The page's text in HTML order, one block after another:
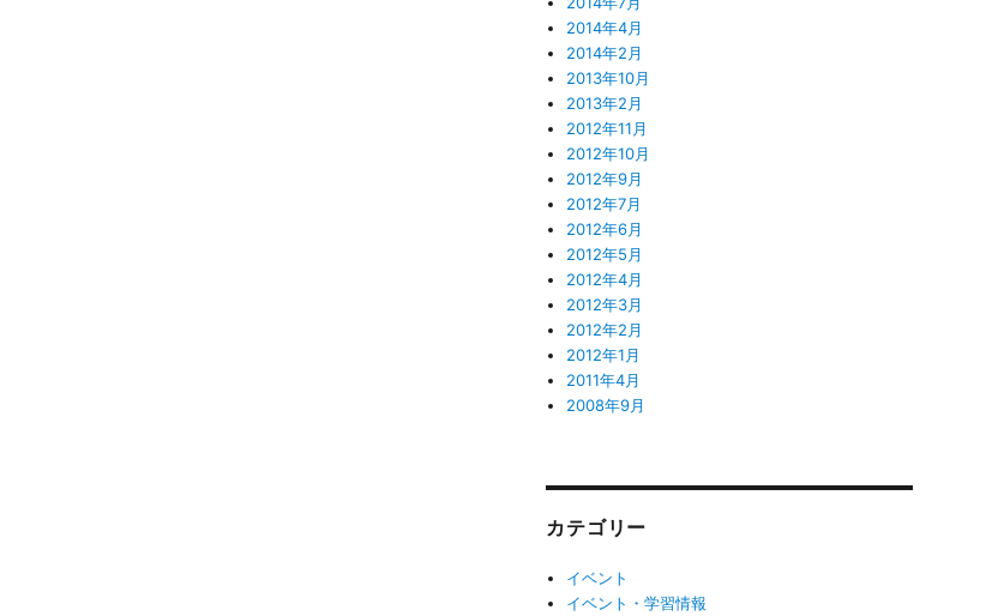
2014年4月
2014年2月
2013年10月
2013年2月
2012年11月
2012年10月
2012年9月
2012年7月
2012年6月
2012年5月
2012年4月
2012年3月
2012年2月
2012年1月
2011年4月
2008年9月
カテゴリー
イベント
イベント・学習情報